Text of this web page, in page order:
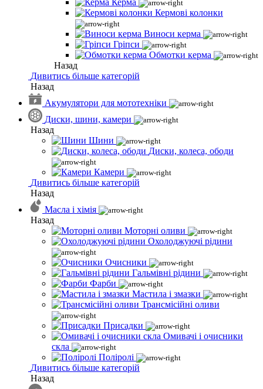
Керма
Кермові колонки
Виноси керма
Гріпси
Обмотки керма
Назад
Дивитись більше категорій
Назад
Акумулятори для мототехніки
Диски, шини, камери
Назад
Шини
Диски, колеса, ободи
Камери
Дивитись більше категорій
Назад
Масла і хімія
Назад
Моторні оливи
Охолоджуючі рідини
Очисники
Гальмівні рідини
Фарби
Мастила і змазки
Трансмісійні оливи
Присадки
Омивачі і очисники
скла
Поліролі
Дивитись більше категорій
Назад